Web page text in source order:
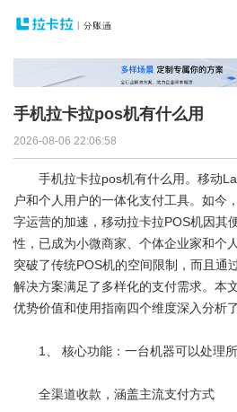
手机拉卡拉pos机有什么用
2026-08-06 22:06:58
手机拉卡拉pos机有什么用。移动
户和个人用户的一体化支付工具。如今
字运营的加速，移动拉卡拉POS机因其
性，已成为小微商家、个体企业家和个
突破了传统POS机的空间限制，而且通
解决方案满足了多样化的支付需求。本
优势价值和使用指南四个维度深入分析
1、 核心功能：一台机器可以处理
全渠道收款，涵盖主流支付方式